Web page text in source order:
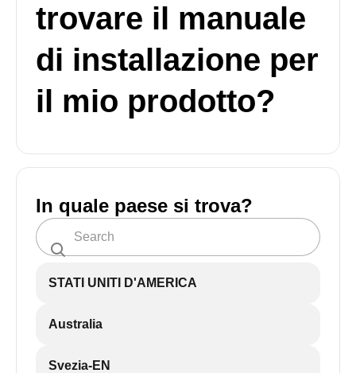
trovare il manuale
di installazione per
il mio prodotto?
In quale paese si trova?
STATI UNITI D'AMERICA
Australia
Svezia-EN